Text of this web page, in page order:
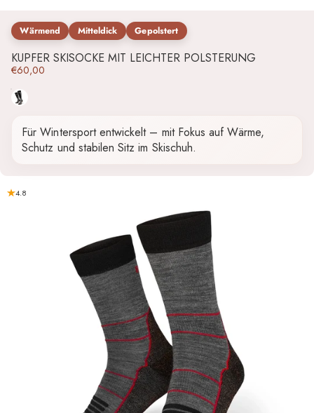
Wärmend Mitteldick Gepolstert
KUPFER SKISOCKE MIT LEICHTER POLSTERUNG
€60,00
Schwarz-Grau
Für Wintersport entwickelt – mit Fokus auf Wärme,
Schutz und stabilen Sitz im Skischuh.
4.8